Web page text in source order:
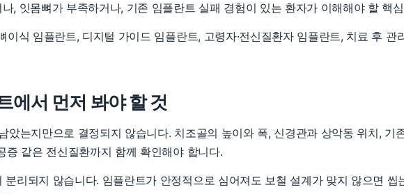
, 잇몸뼈가 부족하거나, 기존 임플란트 실패 경험이 있는 환자가 이해해야 할 핵
이식 임플란트, 디지털 가이드 임플란트, 고령자·전신질환자 임플란트, 치료 후 관
에서 먼저 봐야 할 것
았는지만으로 결정되지 않습니다. 치조골의 높이와 폭, 신경관과 상악동 위치, 기
증 같은 전신질환까지 함께 확인해야 합니다.
리되지 않습니다. 임플란트가 안정적으로 심어져도 보철 설계가 맞지 않으면 씹